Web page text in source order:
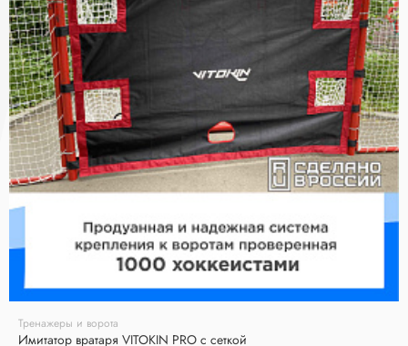
Тренажеры и ворота
Имитатор вратаря VITOKIN PRO с сеткой